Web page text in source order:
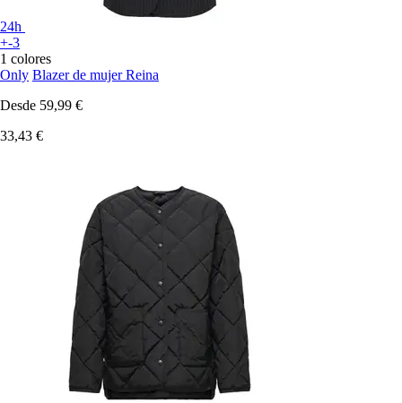
24h
+-3
1 colores
Only Blazer de mujer Reina
Desde 59,99 €
33,43 €